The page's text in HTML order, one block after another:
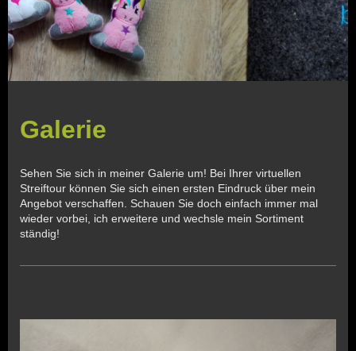
Galerie
Sehen Sie sich in meiner Galerie um! Bei Ihrer virtuellen
Streiftour können Sie sich einen ersten Eindruck über mein
Angebot verschaffen. Schauen Sie doch einfach immer mal
wieder vorbei, ich erweitere und wechsle mein Sortiment
ständig!